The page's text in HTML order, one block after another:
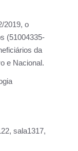
2019, o
(51004335-
da
e Nacional.
sala1317,